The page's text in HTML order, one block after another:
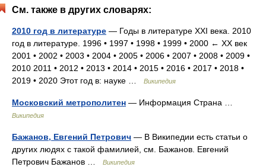
См. также в других словарях:
2010 год в литературе — Годы в литературе XXI века. 2010
год в литературе. 1996 • 1997 • 1998 • 1999 • 2000 ← XX век
2001 • 2002 • 2003 • 2004 • 2005 • 2006 • 2007 • 2008 • 2009 •
2010 2011 • 2012 • 2013 • 2014 • 2015 • 2016 • 2017 • 2018 •
2019 • 2020 Этот год в: науке …
Википедия
Московский метрополитен — Информация Страна …
Википедия
Бажанов, Евгений Петрович — В Википедии есть статьи о
других людях с такой фамилией, см. Бажанов. Евгений
Петрович Бажанов …
Википедия